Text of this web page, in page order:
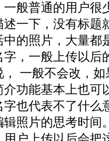
一般普通的用户很
一下，没有标题
的照片，大量都
，一般上传以后
一般不会改，
功能基本上也可
也代表不了什么
照片的思考时间